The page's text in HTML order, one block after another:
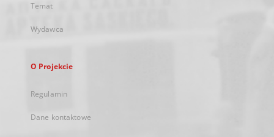
Temat
Wydawca
O Projekcie
Regulamin
Dane kontaktowe